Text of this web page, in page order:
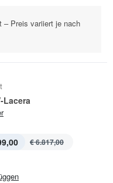
– Preis variiert je nach
Lacera
€ 6.817,00